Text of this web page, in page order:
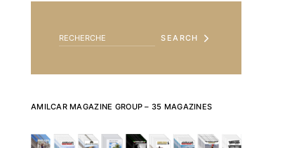
SEARCH
AMILCAR MAGAZINE GROUP – 35 MAGAZINES